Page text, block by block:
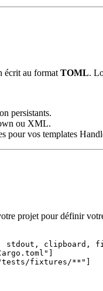
écrit au format TOML.
persistants.
ou XML.
pour vos templates
projet pour définir
stdout, clipboard,
"
tests/fixtures/** "